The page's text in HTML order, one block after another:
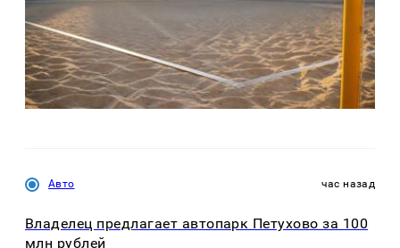
Авто час назад
Владелец предлагает автопарк Петухово за 100
млн рублей